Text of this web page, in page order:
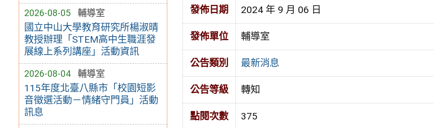
2026-08-05 輔導室
國立中山大學教育研究所楊淑晴
教授辦理「STEM高中生職涯發
展線上系列講座」活動資訊
2026-08-04 輔導室
115年度北臺八縣市「校園短影
音徵選活動－情緒守門員」活動
訊息
發佈日期 2024 年 9 月 06 日
發佈單位 輔導室
公告類別 最新消息
公告等級 轉知
點閱次數 375